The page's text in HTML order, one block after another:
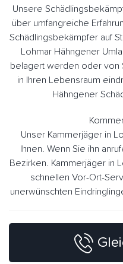
Unsere
über umfangreiche
Schädlingsbekämpfer auf
Lohmar Hähngener
belagert werden oder von
in Ihren Lebensraum
Hähngener
Unser Kammerjäger in
Ihnen. Wenn Sie ihn
Bezirken. Kammerjäger in
schnellen Vor-Ort-
unerwünschten